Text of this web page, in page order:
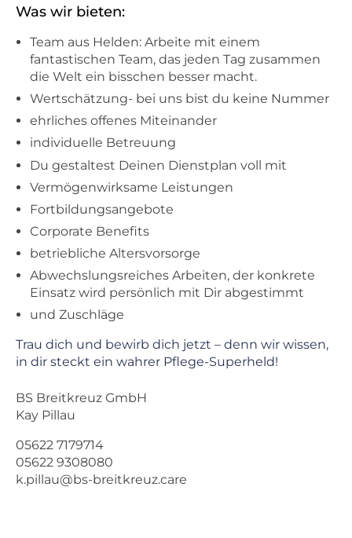
Was wir bieten:
Team aus Helden: Arbeite mit einem
fantastischen Team, das jeden Tag zusammen
die Welt ein bisschen besser macht.
Wertschätzung- bei uns bist du keine Nummer
ehrliches offenes Miteinander
individuelle Betreuung
Du gestaltest Deinen Dienstplan voll mit
Vermögenwirksame Leistungen
Fortbildungsangebote
Corporate Benefits
betriebliche Altersvorsorge
Abwechslungsreiches Arbeiten, der konkrete
Einsatz wird persönlich mit Dir abgestimmt
und Zuschläge
Trau dich und bewirb dich jetzt – denn wir wissen,
in dir steckt ein wahrer Pflege-Superheld!
BS Breitkreuz GmbH
Kay Pillau
05622 7179714
05622 9308080
k.pillau@bs-breitkreuz.care